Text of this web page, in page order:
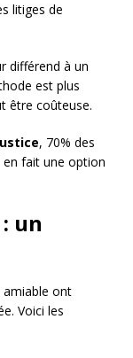
litiges de
différend à un
est plus
être coûteuse.
, 70% des
fait une option
un
ont
Voici les